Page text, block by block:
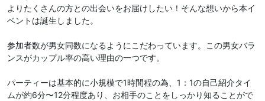
よりたくさんの方との出会いをお届けしたい！そんな想いから本イ
ベントは誕生しました。
参加者数が男女同数になるようにこだわっています。この男女バラ
ンスがカップル率の高い理由の一つです。
パーティーは基本的に小規模で1時間程の為、1：1の自己紹介タイ
ムが約6分〜12分程度あり、お相手のことをしっかり知ることがで